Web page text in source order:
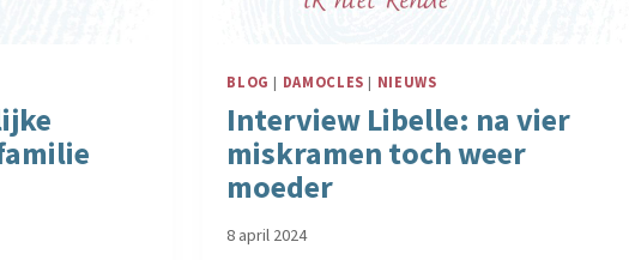
BLOG | DAMOCLES | NIEUWS
Interview Libelle: na vier
miskramen toch weer
moeder
8 april 2024